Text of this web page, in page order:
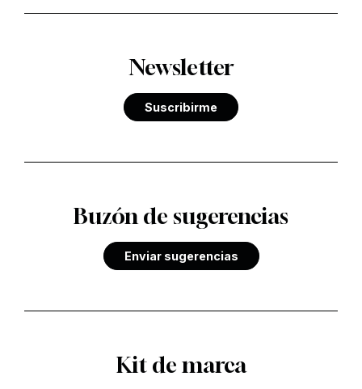
Newsletter
Suscribirme
Buzón de sugerencias
Enviar sugerencias
Kit de marca